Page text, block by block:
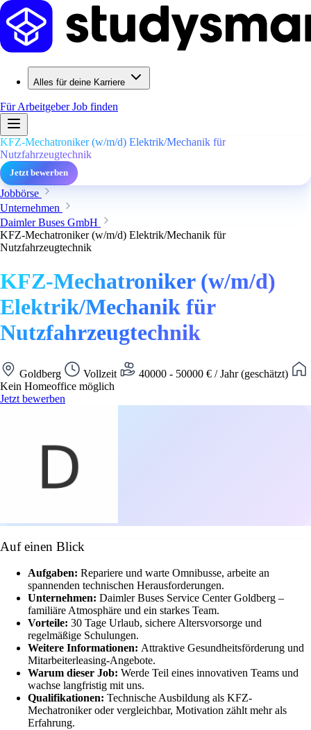
Alles für deine Karriere
Für ArbeitgeberJob finden
KFZ-Mechatroniker (w/m/d) Elektrik/Mechanik für
Nutzfahrzeugtechnik
Jetzt bewerben
Jobbörse
Unternehmen
Daimler Buses GmbH
KFZ-Mechatroniker (w/m/d) Elektrik/Mechanik für
Nutzfahrzeugtechnik
KFZ-Mechatroniker (w/m/d)
Elektrik/Mechanik für
Nutzfahrzeugtechnik
Goldberg Vollzeit
40000 - 50000 € / Jahr (geschätzt)
Kein Homeoffice möglich
Jetzt bewerben
Auf einen Blick
Aufgaben: Repariere und warte Omnibusse, arbeite an
spannenden technischen Herausforderungen.
Unternehmen: Daimler Buses Service Center Goldberg –
familiäre Atmosphäre und ein starkes Team.
Vorteile: 30 Tage Urlaub, sichere Altersvorsorge und
regelmäßige Schulungen.
Weitere Informationen: Attraktive Gesundheitsförderung und
Mitarbeiterleasing-Angebote.
Warum dieser Job: Werde Teil eines innovativen Teams und
wachse langfristig mit uns.
Qualifikationen: Technische Ausbildung als KFZ-
Mechatroniker oder vergleichbar, Motivation zählt mehr als
Erfahrung.